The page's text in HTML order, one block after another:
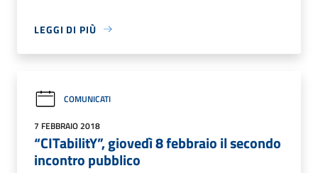
LEGGI DI PIÙ
COMUNICATI
7 FEBBRAIO 2018
“CITabilitY”, giovedì 8 febbraio il secondo
incontro pubblico